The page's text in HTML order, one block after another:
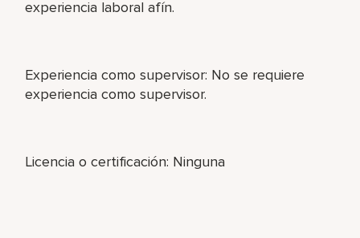
experiencia laboral afín.
Experiencia como supervisor: No se requiere
experiencia como supervisor.
Licencia o certificación: Ninguna